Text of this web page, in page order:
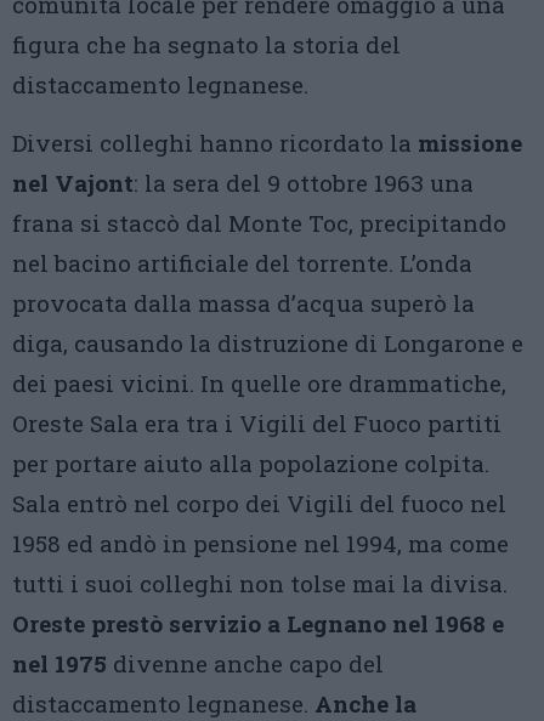
figura che ha segnato la storia del
distaccamento legnanese.
Diversi colleghi hanno ricordato la missione
nel Vajont: la sera del 9 ottobre 1963 una
frana si staccò dal Monte Toc, precipitando
nel bacino artificiale del torrente. L’onda
provocata dalla massa d’acqua superò la
diga, causando la distruzione di Longarone e
dei paesi vicini. In quelle ore drammatiche,
Oreste Sala era tra i Vigili del Fuoco partiti
per portare aiuto alla popolazione colpita.
Sala entrò nel corpo dei Vigili del fuoco nel
1958 ed andò in pensione nel 1994, ma come
tutti i suoi colleghi non tolse mai la divisa.
Oreste prestò servizio a Legnano nel 1968 e
nel 1975 divenne anche capo del
distaccamento legnanese. Anche la